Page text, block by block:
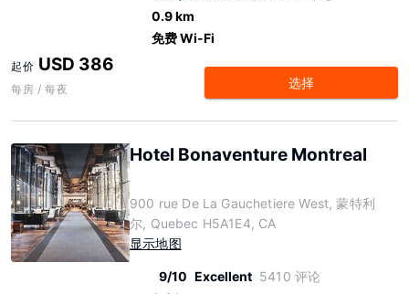
0.9 km
免费 Wi-Fi
起价 USD 386
每房 / 每夜 选择
Hotel Bonaventure Montreal
900 rue De La Gauchetiere West, 蒙特利
尔, Quebec H5A1E4, CA
显示地图
9/10 Excellent 5410 评论